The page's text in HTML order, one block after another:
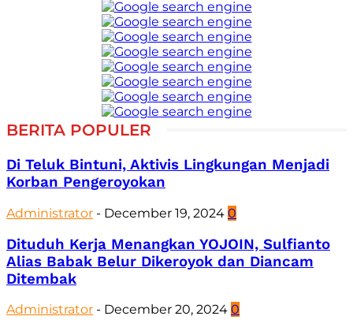
BERITA POPULER
Di Teluk Bintuni, Aktivis Lingkungan Menjadi
Korban Pengeroyokan
Administrator - December 19, 2024 0
Dituduh Kerja Menangkan YOJOIN, Sulfianto
Alias Babak Belur Dikeroyok dan Diancam
Ditembak
Administrator - December 20, 2024 0